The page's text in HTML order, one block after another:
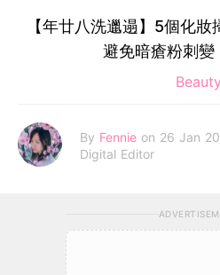
【年廿八洗邋遢】5個化
避免暗瘡粉刺變
Beauty
By Fennie on 26 Jan
Digital Editor